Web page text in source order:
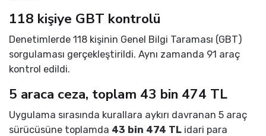
118 kişiye GBT kontrolü
Denetimlerde 118 kişinin Genel Bilgi Taraması (GBT)
sorgulaması gerçekleştirildi. Aynı zamanda 91 araç
kontrol edildi.
5 araca ceza, toplam 43 bin 474 TL
Uygulama sırasında kurallara aykırı davranan 5 araç
sürücüsüne toplamda 43 bin 474 TL idari para